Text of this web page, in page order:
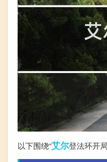
以下围绕“艾尔登法环开局